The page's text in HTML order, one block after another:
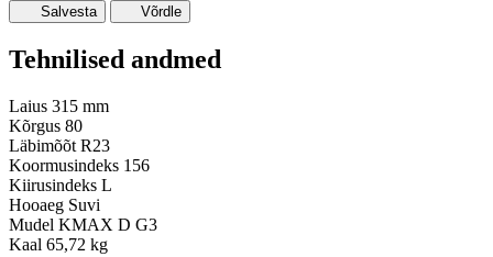
Salvesta Võrdle
Tehnilised andmed
Laius 315 mm
Kõrgus 80
Läbimõõt R23
Koormusindeks 156
Kiirusindeks L
Hooaeg Suvi
Mudel KMAX D G3
Kaal 65,72 kg